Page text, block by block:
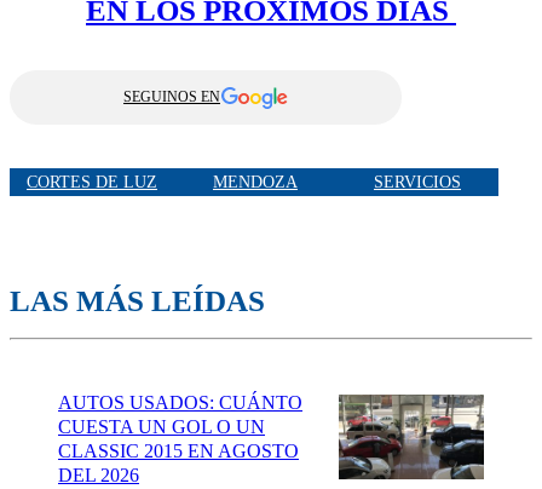
EN LOS PRÓXIMOS DÍAS
SEGUINOS EN
CORTES DE LUZ MENDOZA SERVICIOS
LAS MÁS LEÍDAS
AUTOS USADOS: CUÁNTO
CUESTA UN GOL O UN
CLASSIC 2015 EN AGOSTO
DEL 2026